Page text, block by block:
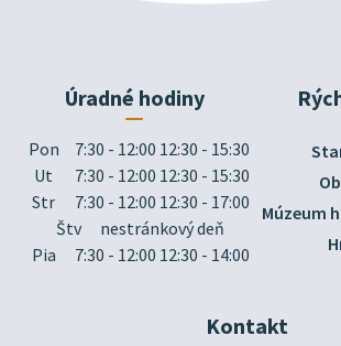
Úradné hodiny
Pon
7:30 - 12:00 12:30 - 15:30
Ut
7:30 - 12:00 12:30 - 15:30
Str
7:30 - 12:00 12:30 - 17:00
Štv
nestránkový deň
Pia
7:30 - 12:00 12:30 - 14:00
Múzeum
Kontakt